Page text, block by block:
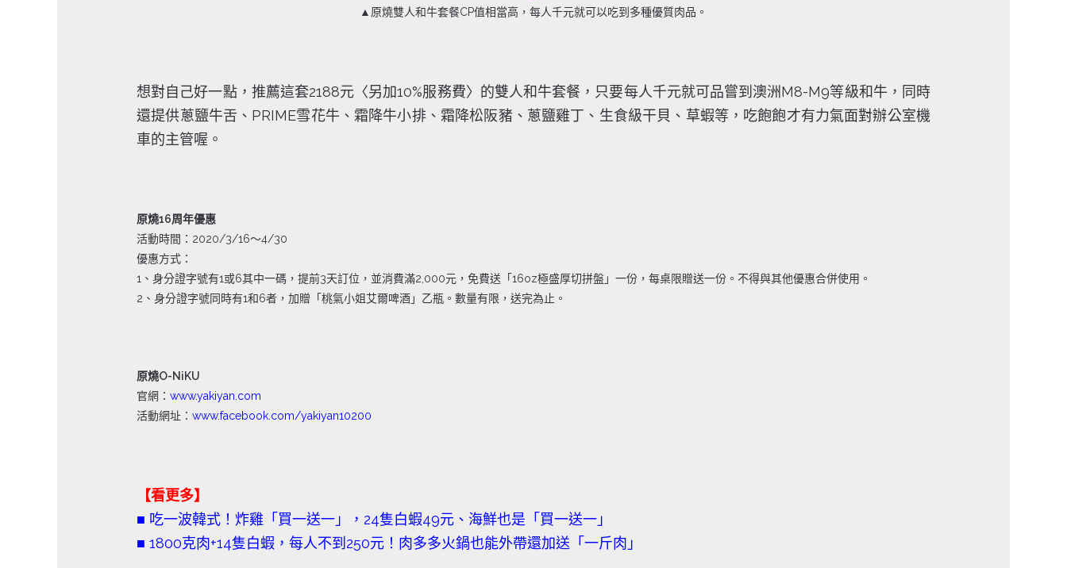
▲原燒雙人和牛套餐CP值相當高，每人千元就可以吃到多種優質肉品。
想對自己好一點，推薦這套2188元〈另加10%服務費〉的雙人和牛套餐，只要每人千元就可品嘗到澳洲M8-M9等級和牛，同時
還提供蔥鹽牛舌、PRIME雪花牛、霜降牛小排、霜降松阪豬、蔥鹽雞丁、生食級干貝、草蝦等，吃飽飽才有力氣面對辦公室機
車的主管喔。
原燒16周年優惠
活動時間：2020/3/16～4/30
優惠方式：
1、身分證字號有1或6其中一碼，提前3天訂位，並消費滿2,000元，免費送「16oz極盛厚切拼盤」一份，每桌限贈送一份。不得與其他優惠合併使用。
2、身分證字號同時有1和6者，加贈「桃氣小姐艾爾啤酒」乙瓶。數量有限，送完為止。
原燒O-NiKU
官網：www.yakiyan.com
活動網址：www.facebook.com/yakiyan10200
【看更多】
■ 吃一波韓式！炸雞「買一送一」，24隻白蝦49元、海鮮也是「買一送一」
■ 1800克肉+14隻白蝦，每人不到250元！肉多多火鍋也能外帶還加送「一斤肉」